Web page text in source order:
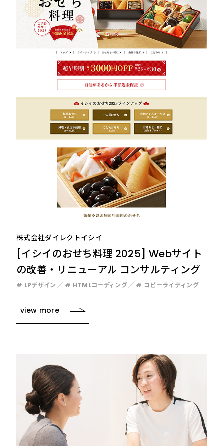
株式会社ダイレクトイシイ
[イシイのおせち料理 2025] Webサイト
の改善・リニューアル コンサルティング
# LPデザイン # HTMLコーディング # コピーライティング
view more